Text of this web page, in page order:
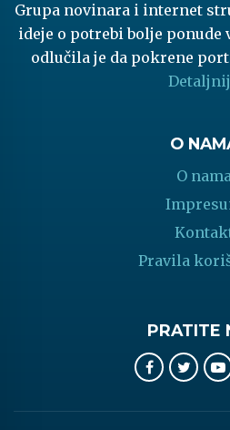
Grupa novinara i internet
ideje o potrebi bolje ponude
odlučila je da pokrene
O
O nama
Pravila
PRATITE